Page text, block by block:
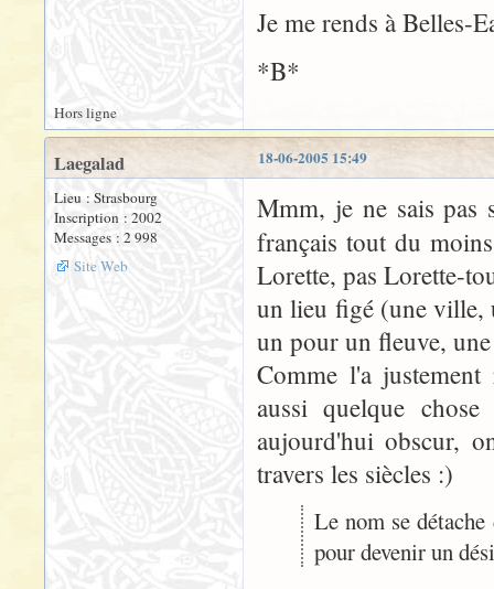
Je me rends à Belles-
*B*
Hors ligne
18-06-2005 15:49
Laegalad
Lieu : Strasbourg
Inscription : 2002
Messages : 2 998
Site Web
Mmm, je ne sais pas
français tout du
Lorette, pas Lorette-
un lieu figé (une ville,
un pour un fleuve,
Comme l'a
aussi quelque
aujourd'hui obscur,
travers les siècles :)
Le nom se
pour devenir un